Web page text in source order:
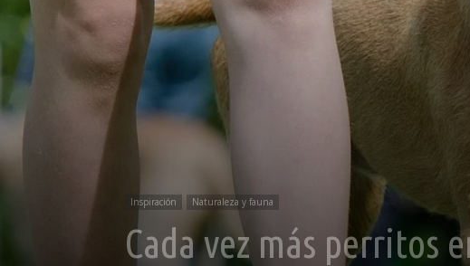
Inspiración Naturaleza y fauna
Cada vez más perritos